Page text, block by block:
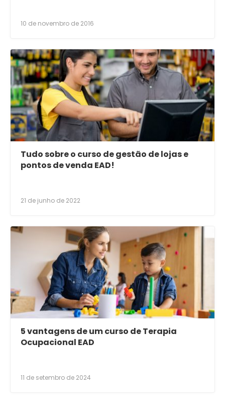
10 de novembro de 2016
Tudo sobre o curso de gestão de lojas e
pontos de venda EAD!
21 de junho de 2022
5 vantagens de um curso de Terapia
Ocupacional EAD
11 de setembro de 2024